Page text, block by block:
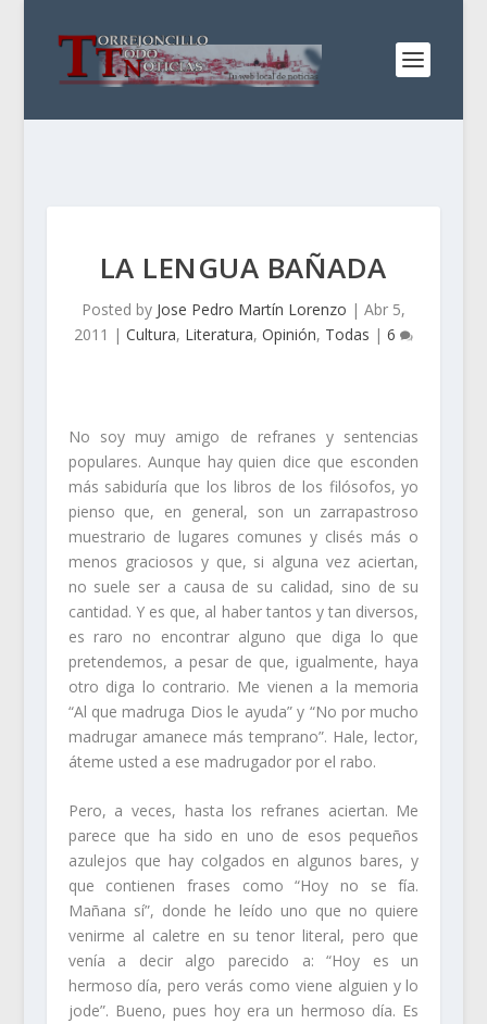
LA LENGUA BAÑADA
Posted by Jose Pedro Martín Lorenzo | Abr 5,
2011 | Cultura, Literatura, Opinión, Todas | 6
No soy muy amigo de refranes y sentencias
populares. Aunque hay quien dice que esconden
más sabiduría que los libros de los filósofos, yo
pienso que, en general, son un zarrapastroso
muestrario de lugares comunes y clisés más o
menos graciosos y que, si alguna vez aciertan,
no suele ser a causa de su calidad, sino de su
cantidad. Y es que, al haber tantos y tan diversos,
es raro no encontrar alguno que diga lo que
pretendemos, a pesar de que, igualmente, haya
otro diga lo contrario. Me vienen a la memoria
“Al que madruga Dios le ayuda” y “No por mucho
madrugar amanece más temprano”. Hale, lector,
áteme usted a ese madrugador por el rabo.
Pero, a veces, hasta los refranes aciertan. Me
parece que ha sido en uno de esos pequeños
azulejos que hay colgados en algunos bares, y
que contienen frases como “Hoy no se fía.
Mañana sí”, donde he leído uno que no quiere
venirme al caletre en su tenor literal, pero que
venía a decir algo parecido a: “Hoy es un
hermoso día, pero verás como viene alguien y lo
jode”. Bueno, pues hoy era un hermoso día. Es